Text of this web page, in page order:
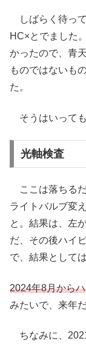
しばらく待って
HC×とでました
かったので、青
ものではないも
た。
そうはいっても
光軸検査
ここは落ちる
ライトバルブ変
と。結果は、左
だ、その後ハイ
で、結果として
2024年8月から
みたいで、来年
ちなみに、